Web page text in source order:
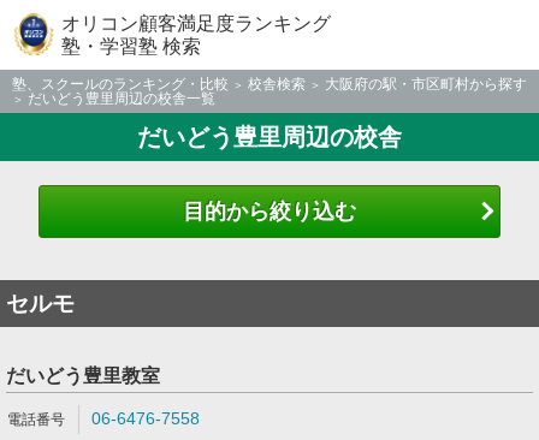
オリコン顧客満足度ランキング
塾・学習塾 検索
塾、スクールのランキング・比較 校舎検索
大阪府の駅・市区町村から探す
だいどう豊里周辺の校舎一覧
だいどう豊里周辺の校舎
目的から絞り込む
セルモ
だいどう豊里教室
06-6476-7558